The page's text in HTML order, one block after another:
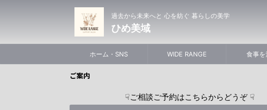
過去から未来へと 心を紡ぐ 暮らしの美学
ひめ美域
ホーム・SNS WIDE RANGE 食事を
ご案内
☟ご相談ご予約はこちらからどうぞ ☟